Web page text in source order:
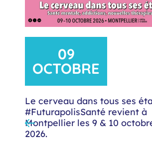
09
OCTOBRE
Le cerveau dans tous ses
#FuturapolisSanté revient à
Montpellier les 9 & 10
2026.